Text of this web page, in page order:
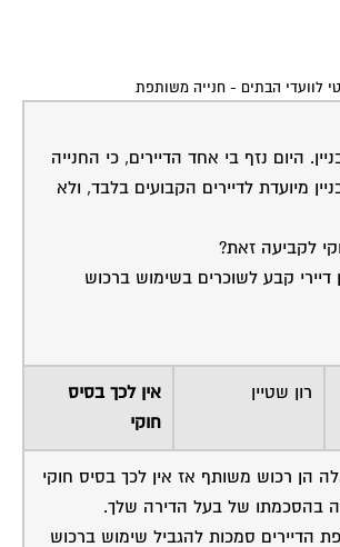
לוועדי הבתים - חנייה משותפת
היום נזף בי אחד הדיירים, כי החנייה
מיועדת לדיירים הקבועים בלבד, ולא
לקביעה זאת?
קבע לשוכרים בשימוש ברכוש
רון שטיין
אין לכך בסיס
חוקי
הן רכוש משותף אז אין לכך בסיס חוקי
בהסכמתו של בעל הדירה שלך.
הדיירים סמכות להגביל שימוש ברכוש